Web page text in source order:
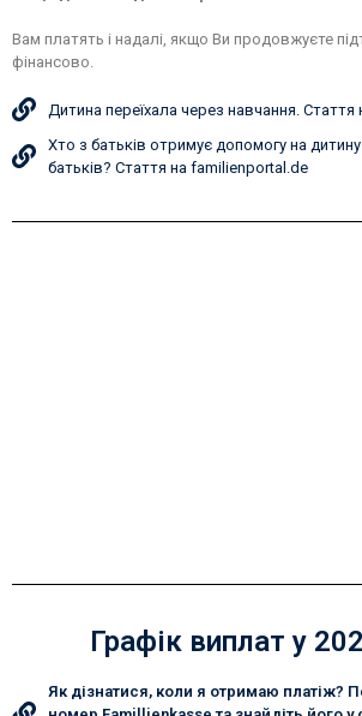
Вам платять і надалі, якщо Ви продовжуєте
фінансово.
Дитина переїхала через навчання. Стаття
Хто з батьків отримує допомогу на
батьків? Стаття на familienportal.de
Графік виплат у
Як дізнатися, коли я отримаю платіж?